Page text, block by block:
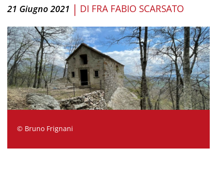
21 Giugno 2021 | DI FRA FABIO SCARSATO
© Bruno Frignani